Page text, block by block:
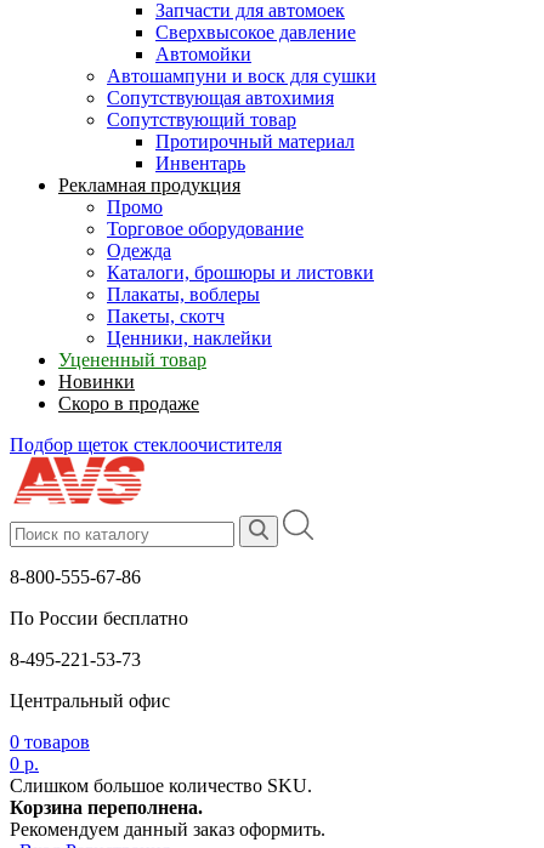
Запчасти для автомоек
Сверхвысокое давление
Автомойки
Автошампуни и воск для сушки
Сопутствующая автохимия
Сопутствующий товар
Протирочный материал
Инвентарь
Рекламная продукция
Промо
Торговое оборудование
Одежда
Каталоги, брошюры и листовки
Плакаты, воблеры
Пакеты, скотч
Ценники, наклейки
Уцененный товар
Новинки
Скоро в продаже
Подбор щеток стеклоочистителя
8-800-555-67-86
По России бесплатно
8-495-221-53-73
Центральный офис
0 товаров
0 р.
Слишком большое количество SKU.
Корзина переполнена.
Рекомендуем данный заказ оформить.